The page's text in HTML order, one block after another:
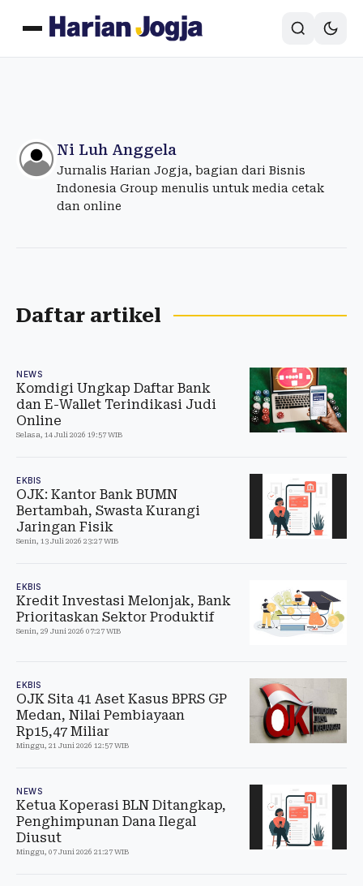
Ni Luh Anggela
Jurnalis Harian Jogja, bagian dari Bisnis
Indonesia Group menulis untuk media cetak
dan online
Daftar artikel
NEWS
Komdigi Ungkap Daftar Bank
dan E-Wallet Terindikasi Judi
Online
Selasa, 14 Juli 2026 19:57 WIB
EKBIS
OJK: Kantor Bank BUMN
Bertambah, Swasta Kurangi
Jaringan Fisik
Senin, 13 Juli 2026 23:27 WIB
EKBIS
Kredit Investasi Melonjak, Bank
Prioritaskan Sektor Produktif
Senin, 29 Juni 2026 07:27 WIB
EKBIS
OJK Sita 41 Aset Kasus BPRS GP
Medan, Nilai Pembiayaan
Rp15,47 Miliar
Minggu, 21 Juni 2026 12:57 WIB
NEWS
Ketua Koperasi BLN Ditangkap,
Penghimpunan Dana Ilegal
Diusut
Minggu, 07 Juni 2026 21:27 WIB